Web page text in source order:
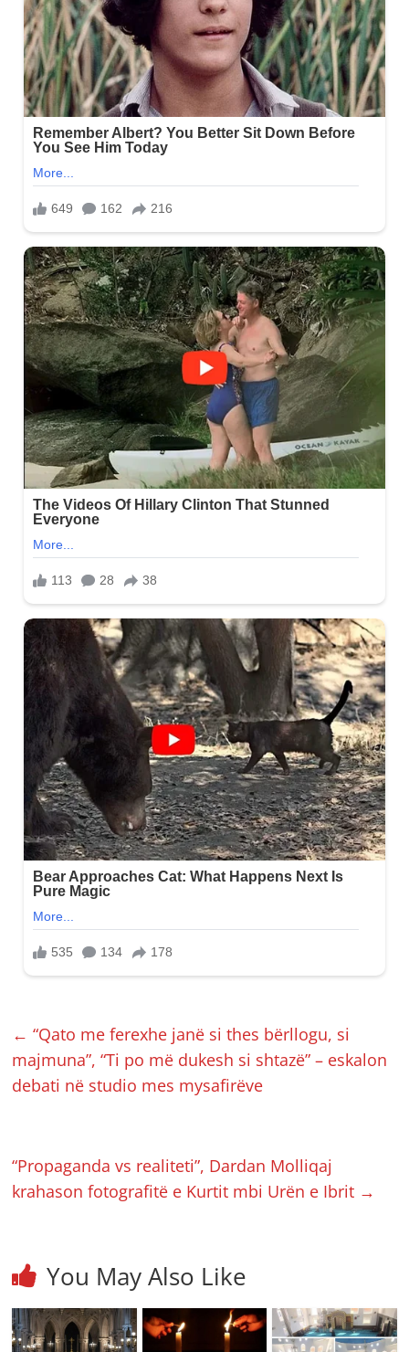
← “Qato me ferexhe janë si thes bërllogu, si
majmuna”, “Ti po më dukesh si shtazë” – eskalon
debati në studio mes mysafirëve
“Propaganda vs realiteti”, Dardan Molliqaj
krahason fotografitë e Kurtit mbi Urën e Ibrit →
You May Also Like